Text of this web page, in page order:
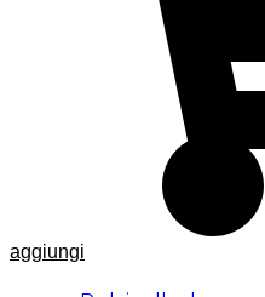
aggiungi